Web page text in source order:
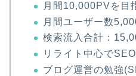
月間10,000PVを目
月間ユーザー数
検索流入合計：
リライト中心で
ブログ運営の勉強